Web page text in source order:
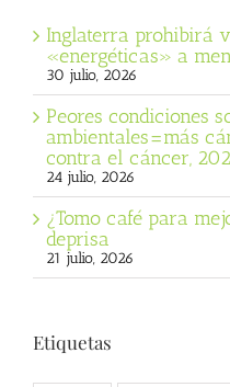
Inglaterra prohibirá
«energéticas» a
30 julio, 2026
Peores condiciones
ambientales=más
contra el cáncer,
24 julio, 2026
¿Tomo café para
deprisa
21 julio, 2026
Etiquetas